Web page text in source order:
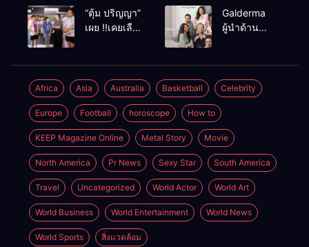
ร้าย หลังเคย
เฉียดตายมา
ก่อน
“ตุ้ม ปริญญา”
เผย !!เคยเลือด
Galderma
ผู้นำด้าน
ผลิตภัณฑ์สู่ผิว
ที่งดงามเป็น
Africa Asia Australia Basketball Celebrity
Europe Football horoscope How to
KEEP Magazine Online Metal Story Movie
North America Pr News Sexy Star South America
Travel Uncategorized World Actor World Art
World Business World Entertainment World News
World Sports สิ่งแวดล้อม